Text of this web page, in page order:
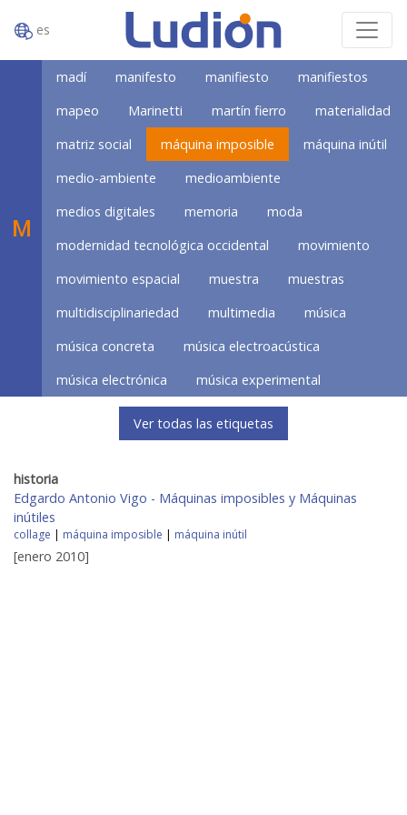
es
M
madí manifesto manifiesto
manifiestos
mapeo
Marinetti martín fierro
materialidad
matriz social
máquina imposible
máquina inútil
medio-ambiente
medioambiente
medios digitales
memoria
moda
modernidad tecnológica occidental
movimiento
movimiento espacial
muestra
muestras
multidisciplinariedad
multimedia
música
música concreta
música electroacústica
música electrónica
música experimental
Ver todas las etiquetas
historia
Edgardo Antonio Vigo - Máquinas imposibles y Máquinas
inútiles
collage | máquina imposible | máquina inútil
[enero 2010]